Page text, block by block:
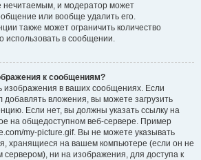
нечитаемым, и модератор может
или вообще удалить его.
также может ограничить количество
использовать в сообщении.
к сообщениям?
в ваших сообщениях. Если
вложения, вы можете загрузить
Если нет, вы должны указать ссылку на
на общедоступном веб-сервере. Пример
my-picture.gif. Вы не можете указывать
хранящиеся на вашем компьютере (если он не
ни на изображения, для доступа к